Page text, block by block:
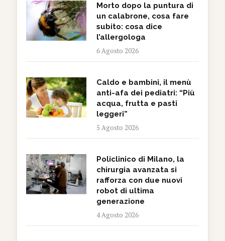
Morto dopo la puntura di
un calabrone, cosa fare
subito: cosa dice
l’allergologa
6 Agosto 2026
Caldo e bambini, il menù
anti-afa dei pediatri: “Più
acqua, frutta e pasti
leggeri”
5 Agosto 2026
Policlinico di Milano, la
chirurgia avanzata si
rafforza con due nuovi
robot di ultima
generazione
4 Agosto 2026